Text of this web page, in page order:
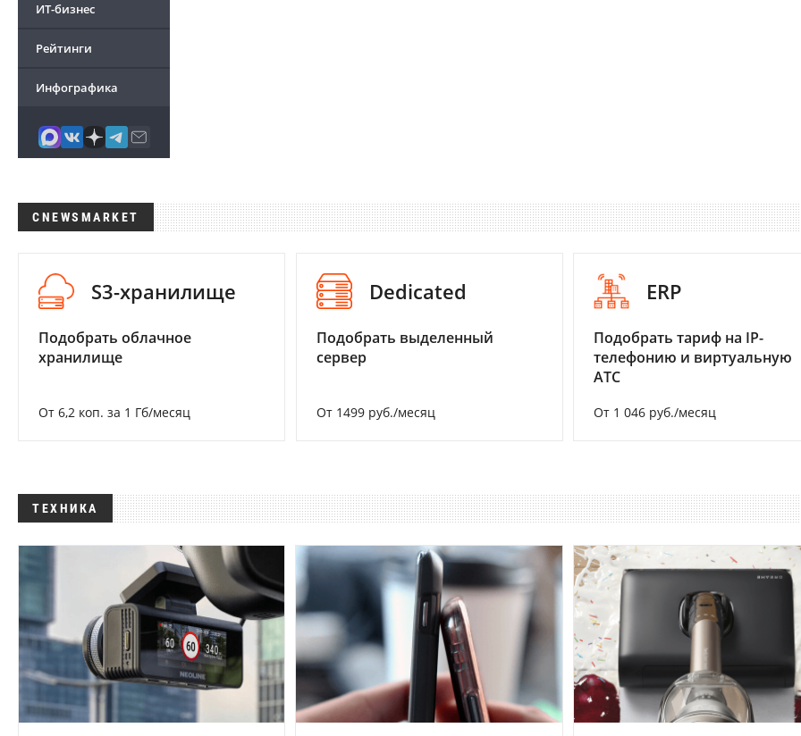
ИТ-бизнес
Рейтинги
Инфографика
CNEWSMARKET
S3-хранилище
Подобрать облачное
хранилище
От 6,2 коп. за 1 Гб/месяц
Dedicated
Подобрать выделенный
сервер
От 1499 руб./месяц
ERP
Подобрать тариф на IP-
телефонию и виртуальную
АТС
От 1 046 руб./месяц
ТЕХНИКА